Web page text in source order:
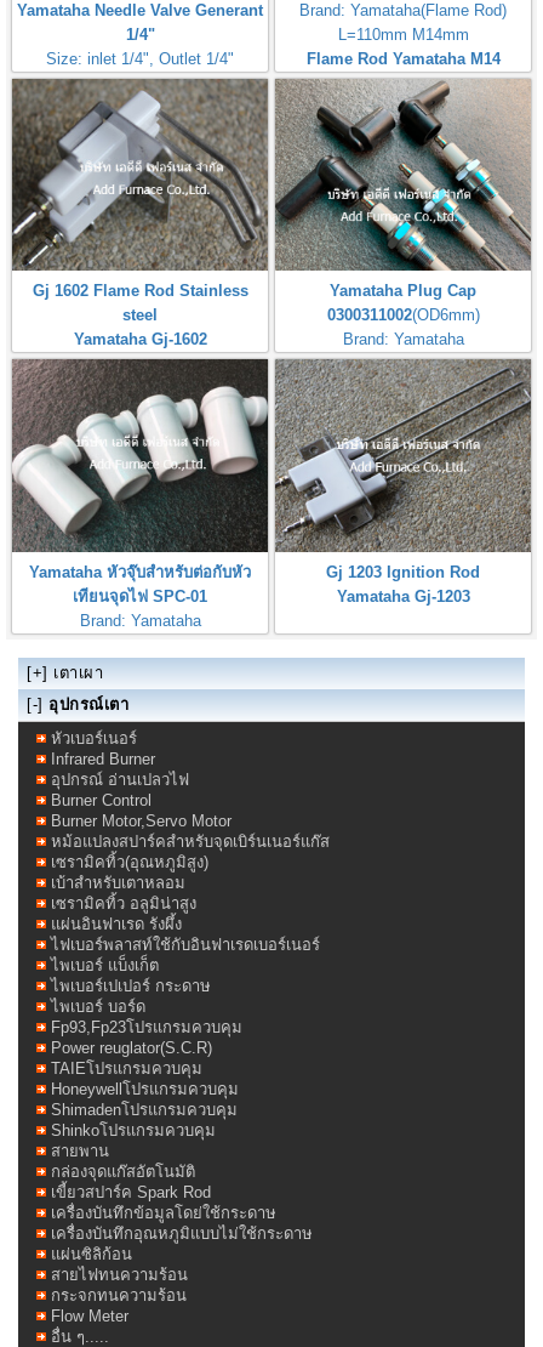
Yamataha Needle Valve Generant
1/4"
Size: inlet 1/4", Outlet 1/4"
Max Inlet
Pressure:50PSI(3,5Bar,350kPa)
Brand: Yamataha(Flame Rod)
L=110mm M14mm
Flame Rod Yamataha M14
L110mm
Gj 1602 Flame Rod Stainless
steel
Yamataha Gj-1602
Yamataha Plug Cap
0300311002(OD6mm)
Brand: Yamataha
หัวจุ๊บสำหรับต่อกับหัวเทียนจุดไฟ
Yamataha หัวจุ๊บสำหรับต่อกับหัว
เทียนจุดไฟ SPC-01
Brand: Yamataha
Gj 1203 Ignition Rod
Yamataha Gj-1203
[+] เตาเผา
[-] อุปกรณ์เตา
หัวเบอร์เนอร์
Infrared Burner
อุปกรณ์ อ่านเปลวไฟ
Burner Control
Burner Motor,Servo Motor
หม้อแปลงสปาร์คสำหรับจุดเบิร์นเนอร์แก๊ส
เซรามิคทิ้ว(อุณหภูมิสูง)
เบ้าสำหรับเตาหลอม
เซรามิคทิ้ว อลูมิน่าสูง
แผ่นอินฟาเรด รังผึ้ง
ไฟเบอร์พลาสท์ใช้กับอินฟาเรดเบอร์เนอร์
ไพเบอร์ แบ็งเก็ต
ไพเบอร์เปเปอร์ กระดาษ
ไพเบอร์ บอร์ด
Fp93,Fp23โปรแกรมควบคุม
Power reuglator(S.C.R)
TAIEโปรแกรมควบคุม
Honeywellโปรแกรมควบคุม
Shimadenโปรแกรมควบคุม
Shinkoโปรแกรมควบคุม
สายพาน
กล่องจุดแก๊สอัตโนมัติ
เขี้ยวสปาร์ค Spark Rod
เครื่องบันทึกข้อมูลโดย่ใช้กระดาษ
เครื่องบันทึกอุณหภูมิแบบไม่ใช้กระดาษ
แผ่นซิลิก้อน
สายไฟทนความร้อน
กระจกทนความร้อน
Flow Meter
อื่น ๆ.....